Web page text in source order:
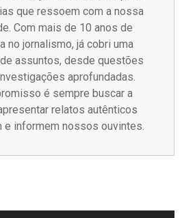
que ressoem com a nossa
Com mais de 10 anos de
no jornalismo, já cobri uma
assuntos, desde questões
aprofundadas.
é sempre buscar a
relatos autênticos
e informem nossos ouvintes.